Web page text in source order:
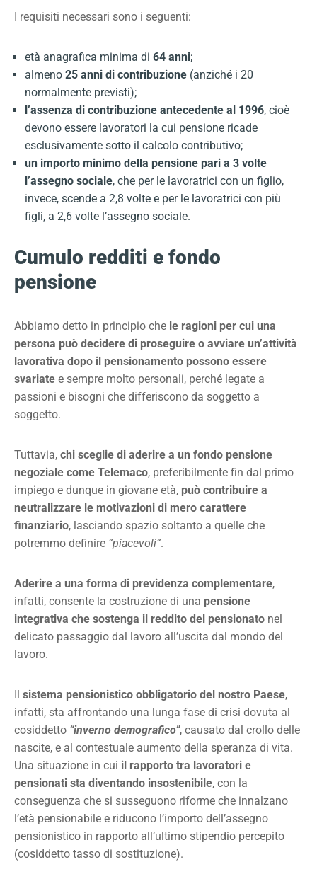
I requisiti necessari sono i seguenti:
età anagrafica minima di 64 anni;
almeno 25 anni di contribuzione (anziché i 20
normalmente previsti);
l’assenza di contribuzione antecedente al 1996, cioè
devono essere lavoratori la cui pensione ricade
esclusivamente sotto il calcolo contributivo;
un importo minimo della pensione pari a 3 volte
l’assegno sociale, che per le lavoratrici con un figlio,
invece, scende a 2,8 volte e per le lavoratrici con più
figli, a 2,6 volte l’assegno sociale.
Cumulo redditi e fondo
pensione
Abbiamo detto in principio che le ragioni per cui una
persona può decidere di proseguire o avviare un’attività
lavorativa dopo il pensionamento possono essere
svariate e sempre molto personali, perché legate a
passioni e bisogni che differiscono da soggetto a
soggetto.
Tuttavia, chi sceglie di aderire a un fondo pensione
negoziale come Telemaco, preferibilmente fin dal primo
impiego e dunque in giovane età, può contribuire a
neutralizzare le motivazioni di mero carattere
finanziario, lasciando spazio soltanto a quelle che
potremmo definire “piacevoli”.
Aderire a una forma di previdenza complementare,
infatti, consente la costruzione di una pensione
integrativa che sostenga il reddito del pensionato nel
delicato passaggio dal lavoro all’uscita dal mondo del
lavoro.
sistema pensionistico obbligatorio del nostro Paese,
infatti, sta affrontando una lunga fase di crisi dovuta al
cosiddetto “inverno demografico”, causato dal crollo delle
nascite, e al contestuale aumento della speranza di vita.
Una situazione in cui il rapporto tra lavoratori e
pensionati sta diventando insostenibile, con la
conseguenza che si susseguono riforme che innalzano
l’età pensionabile e riducono l’importo dell’assegno
pensionistico in rapporto all’ultimo stipendio percepito
(cosiddetto tasso di sostituzione).